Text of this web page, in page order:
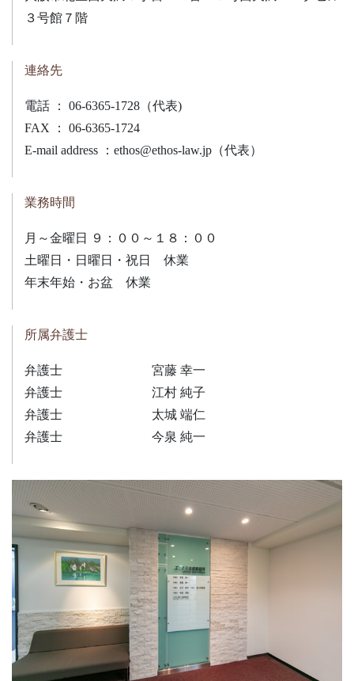
３号館７階
連絡先
電話 ： 06-6365-1728（代表)
FAX ： 06-6365-1724
E-mail address ：ethos@ethos-law.jp（代表）
業務時間
月～金曜日 ９：００～１８：００
土曜日・日曜日・祝日 休業
年末年始・お盆 休業
所属弁護士
弁護士
宮藤 幸一
弁護士
江村 純子
弁護士
太城 端仁
弁護士
今泉 純一